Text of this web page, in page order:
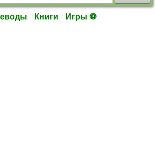
Книги Игры ⚽